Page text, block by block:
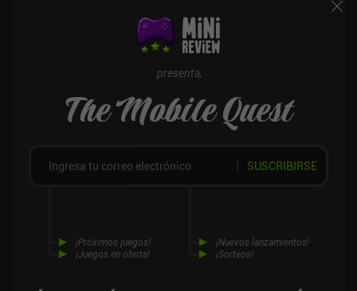
presenta,
The Mobile Quest
¡Próximos juegos!
¡Juegos en oferta!
¡Nuevos lanzamientos!
¡Sorteos!
SUSCRIBIRSE